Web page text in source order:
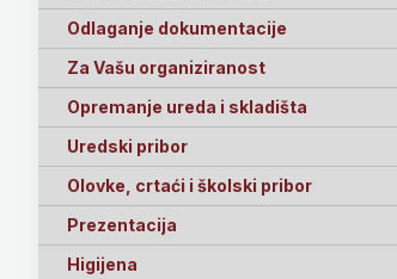
Odlaganje dokumentacije
Za Vašu organiziranost
Opremanje ureda i skladišta
Uredski pribor
Olovke, crtaći i školski pribor
Prezentacija
Higijena